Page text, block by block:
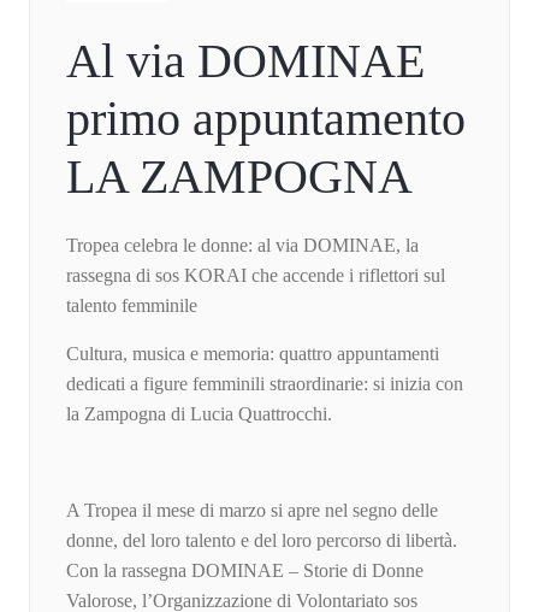
Al via DOMINAE
primo appuntamento
LA ZAMPOGNA
Tropea celebra le donne: al via DOMINAE, la
rassegna di sos KORAI che accende i riflettori sul
talento femminile
Cultura, musica e memoria: quattro appuntamenti
dedicati a figure femminili straordinarie: si inizia con
la Zampogna di Lucia Quattrocchi.
A Tropea il mese di marzo si apre nel segno delle
donne, del loro talento e del loro percorso di libertà.
Con la rassegna DOMINAE – Storie di Donne
Valorose, l’Organizzazione di Volontariato sos